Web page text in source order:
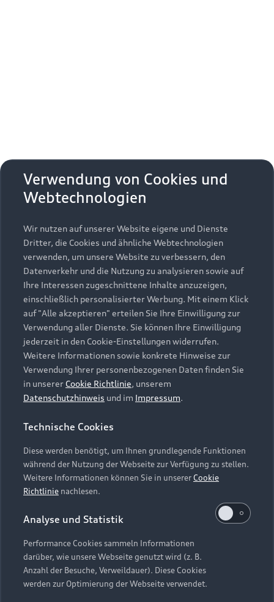
Zurück nach oben
Modelle
Alle Modelle
Modelle vergleichen
Elektromodelle
Plug-in-Hybride
Kaufen & leasen
Neuwagensuche
Gebrauchtwagensuche
Gebrauchtwagen
Finanzierung
Aktionen & Angebote
Geschäftskunden
Service & Zubehör
Saisonale Angebote
Audi Services
Garantie
Audi digital services
myAudi
Support
Kundenservice
Händlersuche
Audi Code
Online-Terminvereinbarung
Servicekontakt
Vertrag widerrufen
Über Audi
Unternehmen
Karriere
Investor Relations
Presse & Media Center
Datenschutz
Audi erleben
Newsletter
Impressum Rechtliches
Hinweisgebersystem
Datenschutzinformation
Cookie-Einstellungen
Cookie-Richtlinie
Barrierefreiheit
Hinweis: Die aktuelle Darstellung und Anordnung der
Embleme am Fahrzeug bei allen Abbildungen auf dieser
Webseite kann abweichen.
Verwendung von Cookies und
Webtechnologien
Wir nutzen auf unserer Website eigene und Dienste
Dritter, die Cookies und ähnliche Webtechnologien
verwenden, um unsere Website zu verbessern, den
Datenverkehr und die Nutzung zu analysieren sowie auf
Ihre Interessen zugeschnittene Inhalte anzuzeigen,
einschließlich personalisierter Werbung. Mit einem Klick
auf "Alle akzeptieren" erteilen Sie Ihre Einwilligung zur
Verwendung aller Dienste. Sie können Ihre Einwilligung
jederzeit in den Cookie-Einstellungen widerrufen.
Weitere Informationen sowie konkrete Hinweise zur
Verwendung Ihrer personenbezogenen Daten finden Sie
in unserer Cookie Richtlinie, unserem
Datenschutzhinweis und im Impressum.
Technische Cookies
Diese werden benötigt, um Ihnen grundlegende Funktionen
während der Nutzung der Webseite zur Verfügung zu stellen.
Weitere Informationen können Sie in unsererCookie
Richtlinie nachlesen.
Analyse und Statistik
Performance Cookies sammeln Informationen
darüber, wie unsere Webseite genutzt wird (z. B.
Anzahl der Besuche, Verweildauer). Diese Cookies
werden zur Optimierung der Webseite verwendet.